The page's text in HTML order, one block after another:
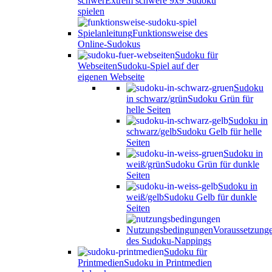
spielen
SpielanleitungFunktionsweise des
Online-Sudokus
Sudoku für
WebseitenSudoku-Spiel auf der
eigenen Webseite
Sudoku
in schwarz/grünSudoku Grün für
helle Seiten
Sudoku in
schwarz/gelbSudoku Gelb für helle
Seiten
Sudoku in
weiß/grünSudoku Grün für dunkle
Seiten
Sudoku in
weiß/gelbSudoku Gelb für dunkle
Seiten
Nutzungsbedingungen
des Sudoku-Nappings
Sudoku für
PrintmedienSudoku in Printmedien